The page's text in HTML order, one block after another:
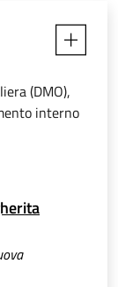
(DMO),
interno